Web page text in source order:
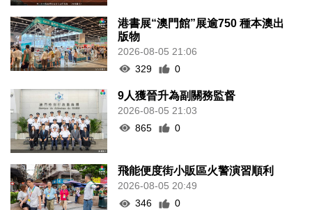
港書展“澳門館”展逾750 種本澳出
版物
2026-08-05 21:06
329
0
9人獲晉升為副關務監督
2026-08-05 21:03
865
0
飛能便度街小販區火警演習順利
2026-08-05 20:49
346
0